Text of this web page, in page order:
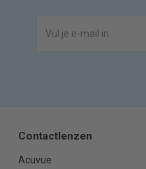
Contactlenzen
Acuvue